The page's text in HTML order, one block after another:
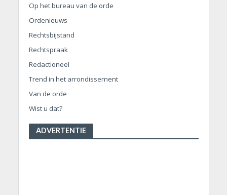
Op het bureau van de orde
Ordenieuws
Rechtsbijstand
Rechtspraak
Redactioneel
Trend in het arrondissement
Van de orde
Wist u dat?
ADVERTENTIE